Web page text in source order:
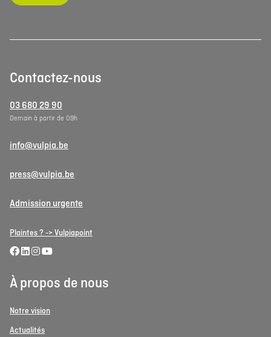
Contactez-nous
03 680 29 90
Demain à partir de 09h
info@vulpia.be
press@vulpia.be
Admission urgente
Plaintes ? -> Vulpiapoint
À propos de nous
Notre vision
Actualités